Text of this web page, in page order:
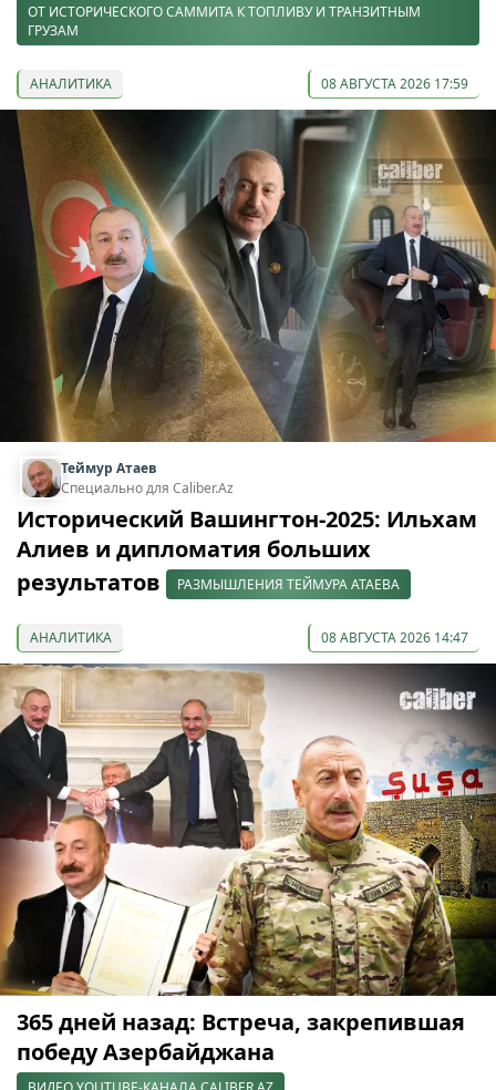
ОТ ИСТОРИЧЕСКОГО САММИТА К ТОПЛИВУ И ТРАНЗИТНЫМ
ГРУЗАМ
АНАЛИТИКА 08 АВГУСТА 2026 17:59
Теймур Атаев
Специально для Caliber.Az
Исторический Вашингтон-2025: Ильхам
Алиев и дипломатия больших
результатов
РАЗМЫШЛЕНИЯ ТЕЙМУРА АТАЕВА
АНАЛИТИКА 08 АВГУСТА 2026 14:47
365 дней назад: Встреча, закрепившая
победу Азербайджана